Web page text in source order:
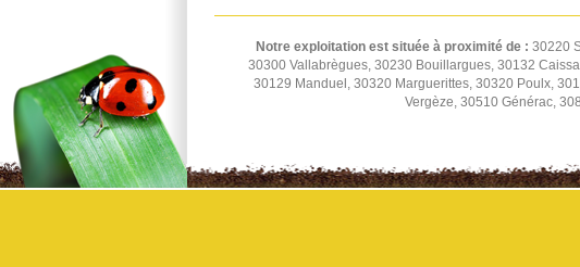
Notre exploitation est située à proximité de : 30220
30300 Vallabrègues, 30230 Bouillargues, 30132
30129 Manduel, 30320 Marguerittes, 30320 Poulx,
Vergèze, 30510 Générac,